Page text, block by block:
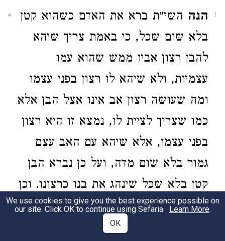
1 הנה השי"ת ברא את האדם כשהוא קטן
בלא שום שכל, כי באמת צריך שיהא
להבן רצון אביו ממש שהוא עמו
עצמיות, ולא שיהא לו רצון בפני עצמו
ומה שעושה רצון אב אינו אצל הבן אלא
כמו שצריך לציית לו, נמצא זו היא רצון
בפני עצמו, אלא שיהא עם האב עצם
גמור בלא שום מדה, ועל כן נברא הבן
קטן בלא שכל שינהג את בנו כרצונו. וכן
גם כן צריך האדם להיות עצם גמור עם
אבות פ"ב מ"ד
We use cookies to give you the best experience possible on
our site. Click OK to continue using Sefaria. Learn More.
OK